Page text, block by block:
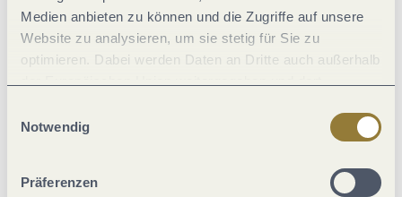
Medien anbieten zu können und die Zugriffe auf unsere
Website zu analysieren, um sie stetig für Sie zu
optimieren. Dabei werden Daten an Dritte auch außerhalb
jederzeit widerrufen werden. Mit der Auswahl "Alle
ablehnen" kann es zu Beeinträchtigungen in der Nutzung
Notwendig
Präferenzen
Zahlungsarten
Sonstiges
Ausstattung Zimmer/Appartement